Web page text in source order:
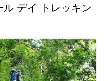
ル デイ トレッキン